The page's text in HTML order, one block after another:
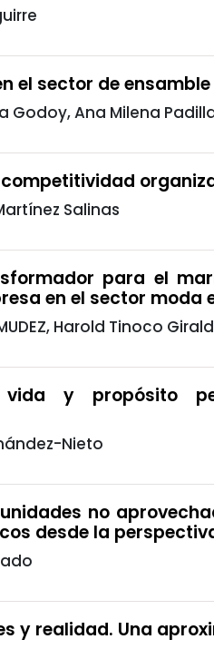
el sector de
Godoy, Ana Milena
Salinas
para el
en el sector moda
Harold Tinoco
y propósito
Nieto
no
desde la
y realidad. Una